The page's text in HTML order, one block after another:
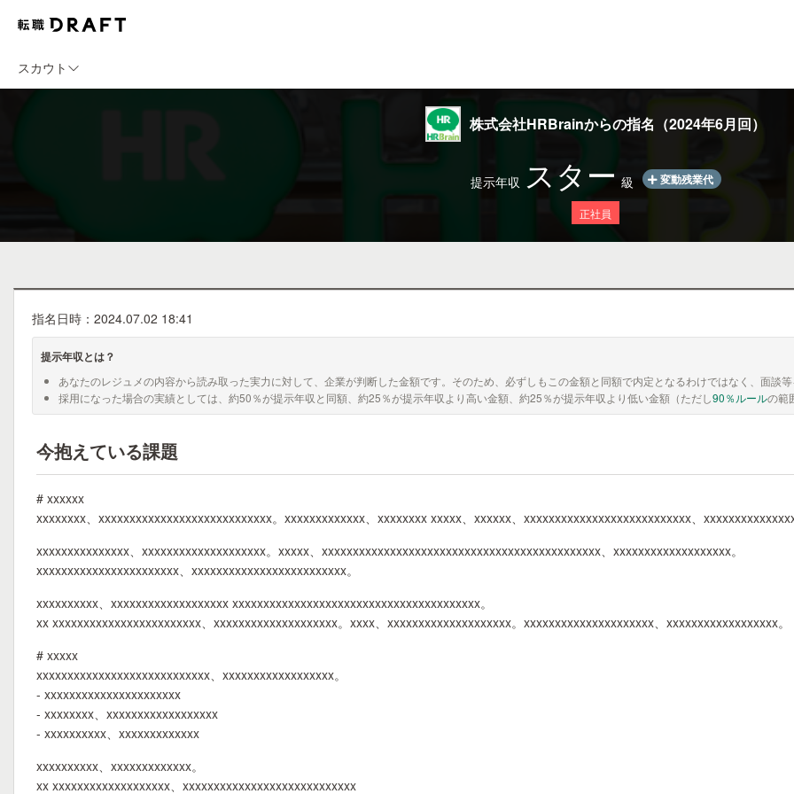
スカウト
株式会社HRBrainからの指名（2024年6月回）
提示年収 スター 級 変動残業代
正社員
指名日時：2024.07.02 18:41
提示年収とは？
あなたのレジュメの内容から読み取った実力に対して、企業が判断した金額です。そのため、必ずしもこの金額と同額で内定となるわけではなく、面談等
採用になった場合の実績としては、約50％が提示年収と同額、約25％が提示年収より高い金額、約25％が提示年収より低い金額（ただし90％ルールの範
今抱えている課題
# xxxxxx
xxxxxxxx、xxxxxxxxxxxxxxxxxxxxxxxxxxxx。xxxxxxxxxxxxx、xxxxxxxx xxxxx、xxxxxx、xxxxxxxxxxxxxxxxxxxxxxxxxxx、
xxxxxxxxxxxxxxx、xxxxxxxxxxxxxxxxxxxx。xxxxx、xxxxxxxxxxxxxxxxxxxxxxxxxxxxxxxxxxxxxxxxxxxxx、xxxxxxxxxxxxxxxxxxx。
xxxxxxxxxxxxxxxxxxxxxxx、xxxxxxxxxxxxxxxxxxxxxxxxx。
xxxxxxxxxx、xxxxxxxxxxxxxxxxxxx xxxxxxxxxxxxxxxxxxxxxxxxxxxxxxxxxxxxxxxx。
xx xxxxxxxxxxxxxxxxxxxxxxxx、xxxxxxxxxxxxxxxxxxxx。xxxx、xxxxxxxxxxxxxxxxxxxx。xxxxxxxxxxxxxxxxxxxxx、xxxxxxxxxxxxxxxxxx。
# xxxxx
xxxxxxxxxxxxxxxxxxxxxxxxxxxx、xxxxxxxxxxxxxxxxxx。
- xxxxxxxxxxxxxxxxxxxxxx
- xxxxxxxx、xxxxxxxxxxxxxxxxxx
- xxxxxxxxxx、xxxxxxxxxxxxx
xxxxxxxxxx、xxxxxxxxxxxxx。
xx xxxxxxxxxxxxxxxxxxx、xxxxxxxxxxxxxxxxxxxxxxxxxxxx